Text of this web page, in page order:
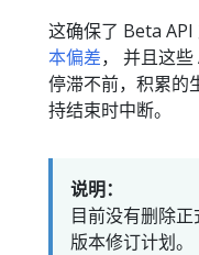
这确保了 Beta API
本偏差， 并且这
停滞不前，积累的
持结束时中断。
说明：
目前没有删除
版本修订计划。